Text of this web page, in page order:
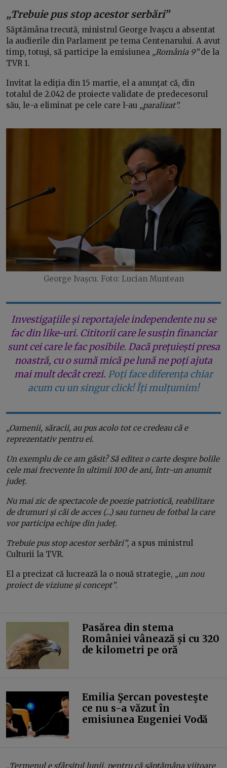
„Trebuie pus stop acestor serbări”
Săptămâna trecută, ministrul George Ivaşcu a absentat
la audierile din Parlament pe tema Centenarului. A avut
timp, totuşi, să participe la emisiunea „România 9”de la
TVR 1.
Invitat la ediţia din 15 martie, el a anunţat că, din
totalul de 2.042 de proiecte validate de predecesorul
său, le-a eliminat pe cele care l-au „paralizat”.
George Ivașcu. Foto: Lucian Muntean
Investigațiile și reportajele independente nu se
fac din like-uri. Cititorii care le susțin financiar
sunt cei care le fac posibile. Dacă prețuiești presa
noastră, cu o sumă mică pe lună ne poți ajuta
mai mult decât crezi. Poți face diferența chiar
acum cu un singur click! Îți mulțumim!
„Oamenii, săracii, au pus acolo tot ce credeau că e
reprezentativ pentru ei.
Un exemplu de ce am găsit? Să editez o carte despre bolile
cele mai frecvente în ultimii 100 de ani, într-un anumit
județ.
Nu mai zic de spectacole de poezie patriotică, reabilitare
de drumuri și căi de acces (…) sau turneu de fotbal la care
vor participa echipe din județ.
Trebuie pus stop acestor serbări”, a spus ministrul
Culturii la TVR.
El a precizat că lucrează la o nouă strategie, „un nou
proiect de viziune și concept”.
Pasărea din stema
României vânează și cu 320
de kilometri pe oră
Emilia Şercan povesteşte
ce nu s-a văzut în
emisiunea Eugeniei Vodă
„Termenul e sfârșitul lunii, pentru că săptămâna viitoare